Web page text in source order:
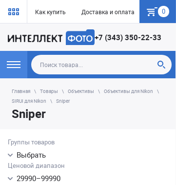
Как купить Доставка и оплата Гарантия
0
+7 (343) 350-22-33
Главная Товары Объективы
Объективы для Nikon
SIRUI для Nikon
Sniper
Sniper
Группы товаров
Выбрать
Ценовой диапазон
29990–99990